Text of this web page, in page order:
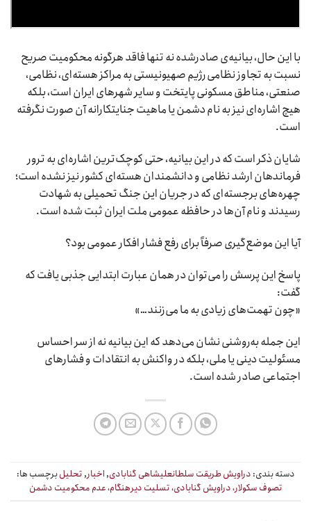
با این حال، بیانیه‌ی صادرشده نه تنها فاقد هرگونه محکومیت صریح
نسبت به تجاوز نظامی رژیم صهیونیستی به مراکز هسته‌ای، نظامی،
صنعتی، مناطق مسکونی پایتخت و سایر شهرهای ایران است، بلکه
هیچ اشاره‌ای نیز به نام دشمن یا ماهیت جنایتکارانه آن صورت نگرفته
است.
شایان ذکر است که در این بیانیه، حتی کوچک‌ترین اشاره‌ای به ترور
فرماندهان ارشد نظامی و دانشمندان هسته‌ای کشور نیز نشده است؛
چهره‌های برجسته‌ای که در جریان این جنگ تحمیلی به شهادت
رسیدند و نام آن‌ها در حافظه عمومی ملت ایران ثبت شده است.
آیا این موضع‌گیری صرفاً برای رفع فشار افکار عمومی بود؟
پاسخ این پرسش را می‌توان در همان عبارت ابتدایی جذبی یافت که
گفت:
«چون تهمت‌های زیادی به ما می‌زنند…»
این جمله به‌روشنی نشان می‌دهد که این بیانیه نه از سر احساس
مسئولیت دینی یا ملی، بلکه در واکنش به انتقادات و فشارهای
اجتماعی صادر شده است.
دسته بندی: دراویش طریقت سلطانعلیشاهی گنابادی, اخبار, تحلیلبرچسب ها:
تصوف سکولار، دراویش گنابادی، تسلیت دیرهنگام، عدم محکومیت دشمن